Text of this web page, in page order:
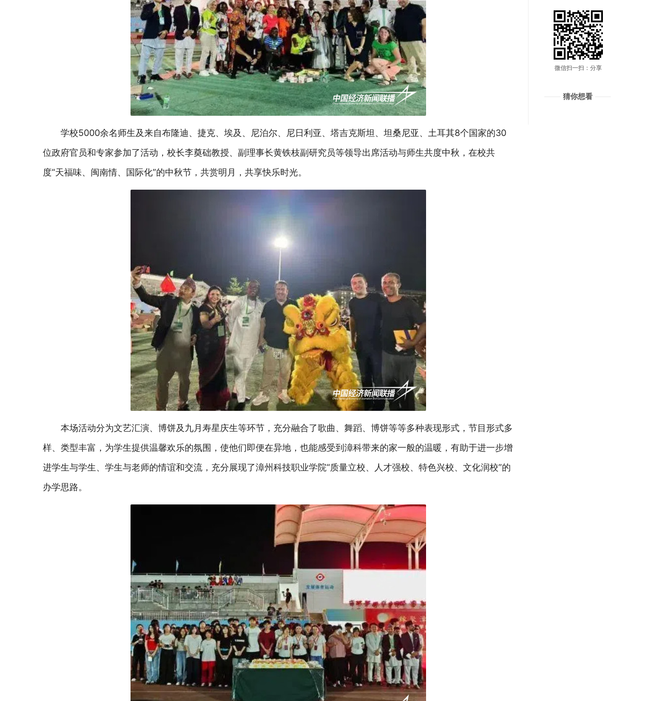
学校5000余名师生及来自布隆迪、捷克、埃及、尼泊尔、尼日利亚、塔吉克斯坦、坦桑尼亚、土耳其8个国家的30
位政府官员和专家参加了活动，校长李奠础教授、副理事长黄铁枝副研究员等领导出席活动与师生共度中秋，在校共
度“天福味、闽南情、国际化”的中秋节，共赏明月，共享快乐时光。
本场活动分为文艺汇演、博饼及九月寿星庆生等环节，充分融合了歌曲、舞蹈、博饼等等多种表现形式，节目形式多
样、类型丰富，为学生提供温馨欢乐的氛围，使他们即便在异地，也能感受到漳科带来的家一般的温暖，有助于进一步增
进学生与学生、学生与老师的情谊和交流，充分展现了漳州科技职业学院“质量立校、人才强校、特色兴校、文化润校”的
办学思路。
微信扫一扫：分享
猜你想看